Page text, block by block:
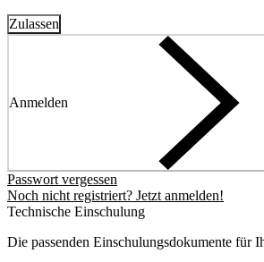
Zulassen
Anmelden
Passwort vergessen
Noch nicht registriert? Jetzt anmelden!
Technische Einschulung
Die passenden Einschulungsdokumente für